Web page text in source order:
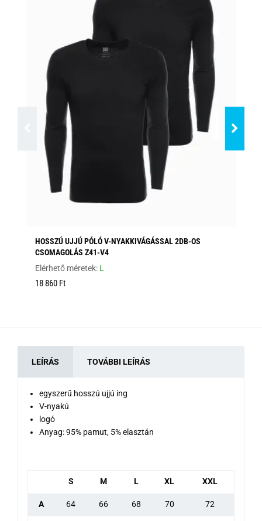
HOSSZÚ UJJÚ PÓLÓ V-NYAKKIVÁGÁSSAL 2DB-OS
CSOMAGOLÁS Z41-V4
Elérhető méretek: L
18 860 Ft
LEÍRÁS TOVÁBBI LEÍRÁS
egyszerű hosszú ujjú ing
V-nyakú
logó
Anyag: 95% pamut, 5% elasztán
S M L XL XXL
A 64 66 68 70 72